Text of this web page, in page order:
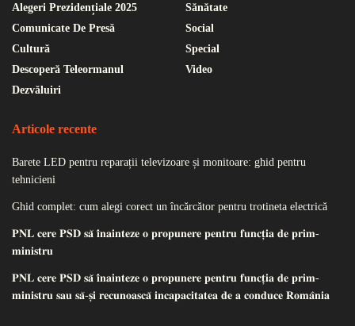
Alegeri Prezidențiale 2025
Comunicate De Presă
Cultură
Descoperă Teleormanul
Dezvăluiri
Sănătate
Social
Special
Video
Articole recente
Barete LED pentru reparații televizoare și monitoare: ghid pentru
tehnicieni
Ghid complet: cum alegi corect un încărcător pentru trotineta electrică
𝐏𝐍𝐋 𝐜𝐞𝐫𝐞 𝐏𝐒𝐃 𝐬𝐚̆ 𝐢̂𝐧𝐚𝐢𝐧𝐭𝐞𝐳𝐞 𝐨 𝐩𝐫𝐨𝐩𝐮𝐧𝐞𝐫𝐞 𝐩𝐞𝐧𝐭𝐫𝐮 𝐟𝐮𝐧𝐜𝐭̦𝐢𝐚 𝐝𝐞 𝐩𝐫𝐢𝐦-
𝐦𝐢𝐧𝐢𝐬𝐭𝐫𝐮
𝐏𝐍𝐋 𝐜𝐞𝐫𝐞 𝐏𝐒𝐃 𝐬𝐚̆ 𝐢̂𝐧𝐚𝐢𝐧𝐭𝐞𝐳𝐞 𝐨 𝐩𝐫𝐨𝐩𝐮𝐧𝐞𝐫𝐞 𝐩𝐞𝐧𝐭𝐫𝐮 𝐟𝐮𝐧𝐜𝐭̦𝐢𝐚 𝐝𝐞 𝐩𝐫𝐢𝐦-
𝐦𝐢𝐧𝐢𝐬𝐭𝐫𝐮 𝐬𝐚𝐮 𝐬𝐚̆-𝐬̦𝐢 𝐫𝐞𝐜𝐮𝐧𝐨𝐚𝐬𝐜𝐚̆ 𝐢𝐧𝐜𝐚𝐩𝐚𝐜𝐢𝐭𝐚𝐭𝐞𝐚 𝐝𝐞 𝐚 𝐜𝐨𝐧𝐝𝐮𝐜𝐞 𝐑𝐨𝐦𝐚̂𝐧𝐢𝐚